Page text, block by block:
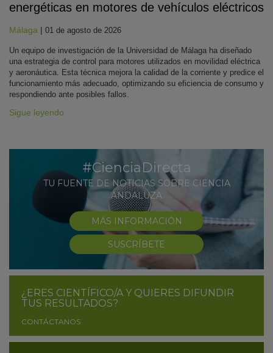
energéticas en motores de vehículos eléctricos
Málaga | 01 de agosto de 2026
Un equipo de investigación de la Universidad de Málaga ha diseñado
una estrategia de control para motores utilizados en movilidad eléctrica
y aeronáutica. Esta técnica mejora la calidad de la corriente y predice el
funcionamiento más adecuado, optimizando su eficiencia de consumo y
respondiendo ante posibles fallos.
Sigue leyendo
#CienciaDirecta
TU FUENTE DE NOTICIAS SOBRE CIENCIA
ANDALUZA
MÁS INFORMACIÓN
SUSCRÍBETE
¿ERES CIENTÍFICO/A Y QUIERES DIFUNDIR
TUS RESULTADOS?
CONTÁCTANOS